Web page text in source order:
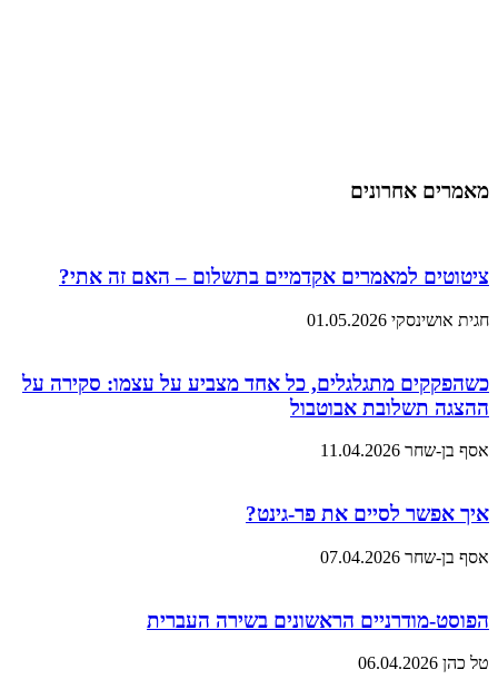
מאמרים אחרונים
ציטוטים למאמרים אקדמיים בתשלום – האם זה אתי?
חגית אושינסקי 01.05.2026
כשהפקקים מתגלגלים, כל אחד מצביע על עצמו: סקירה על
ההצגה תשלובת אבוטבול
אסף בן-שחר 11.04.2026
איך אפשר לסיים את פר-גינט?
אסף בן-שחר 07.04.2026
הפוסט-מודרניים הראשונים בשירה העברית
טל כהן 06.04.2026